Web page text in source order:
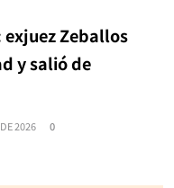
exjuez Zeballos
y salió de
2026 0